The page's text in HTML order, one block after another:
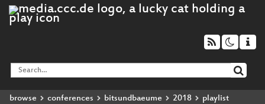
browse conferences bitsundbaeume 2018 playlist